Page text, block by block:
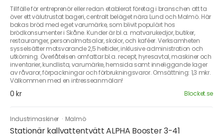
Tillfälle för entreprenör eller redan etablerat företag i branschen att ta
över ett välutrustat bageri, centralt beläget nära Lund och Malmö. Här
bakas bröd med eget varumärke, som blivit populärt hos
brödkonsumenter i Skåne. Kunder är bl.a. matvarukedjor, butiker,
restauranger, personalmatsalar, skolor, och kaféer. Verksamheten
sysselsätter motsvarande 2,5 heltider, inklusive administration och
utkörning. Överlåtelsen omfattar bl.a. recept, hyresavtal, maskiner och
inventarier, kundlista, varumärke, hemsida samt inneliggande lager
av råvaror, förpackningar och förbrukningsvaror. Omsättning: 1,3 mkr.
Välkommen med en intresseanmälan!
0 kr Blocket.se
Industrimaskiner · Malmö
Stationär kallvattentvätt ALPHA Booster 3-41